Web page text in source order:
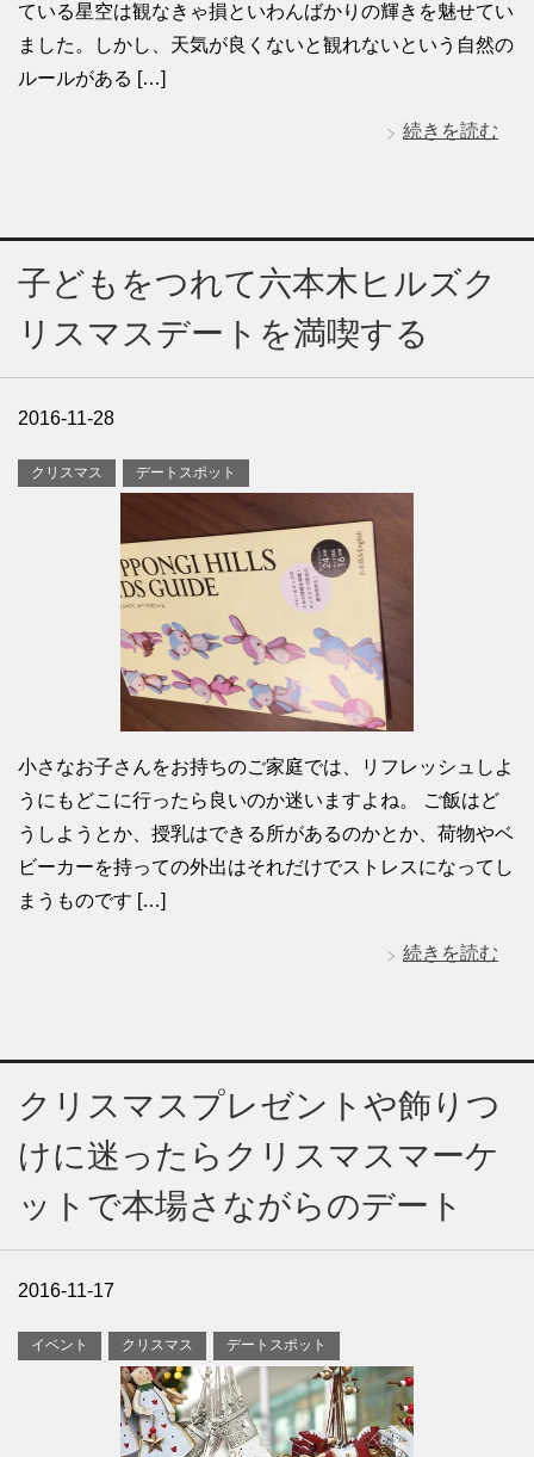
ている星空は観なきゃ損といわんばかりの輝きを魅せてい
ました。しかし、天気が良くないと観れないという自然の
ルールがある […]
続きを読む
子どもをつれて六本木ヒルズク
リスマスデートを満喫する
2016-11-28
クリスマス デートスポット
小さなお子さんをお持ちのご家庭では、リフレッシュしよ
うにもどこに行ったら良いのか迷いますよね。 ご飯はど
うしようとか、授乳はできる所があるのかとか、荷物やベ
ビーカーを持っての外出はそれだけでストレスになってし
まうものです […]
続きを読む
クリスマスプレゼントや飾りつ
けに迷ったらクリスマスマーケ
ットで本場さながらのデート
2016-11-17
イベント クリスマス デートスポット